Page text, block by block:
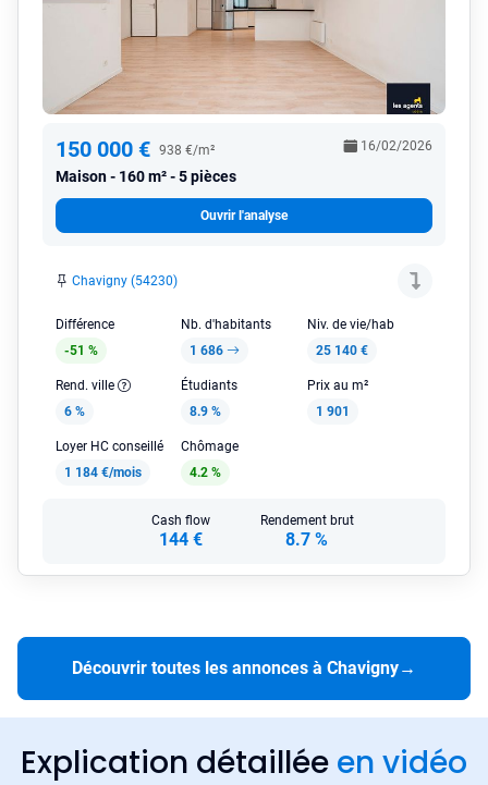
150 000 € 938 €/m²
Maison 160 m² - 5 pièces
16/02/2026
Ouvrir l'analyse
Chavigny (54230)
Différence
-51 %
Nb. d'habitants
1 686
Niv. de vie/hab
25 140 €
Rend. ville
6 %
Étudiants
8.9 %
Prix au m²
1 901
Loyer HC conseillé
1 184 €/mois
Chômage
4.2 %
Cash flow
144 €
Rendement brut
8.7 %
Découvrir toutes les annonces à Chavigny→
Explication détaillée en vidéo